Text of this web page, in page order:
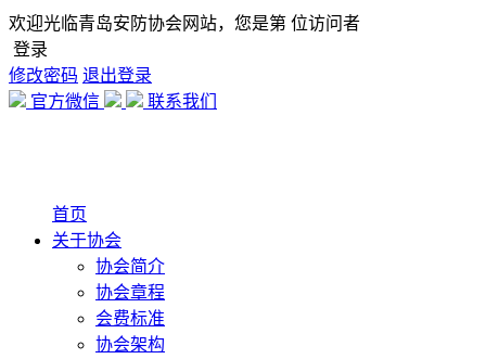
欢迎光临青岛安防协会网站，您是第 位访问者
登录
修改密码 退出登录
官方微信
联系我们
首页
关于协会
协会简介
协会章程
会费标准
协会架构